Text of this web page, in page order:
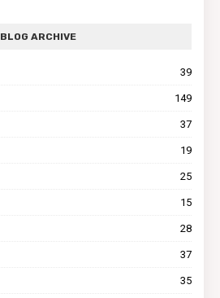
BLOG ARCHIVE
39
149
37
19
25
15
28
37
35